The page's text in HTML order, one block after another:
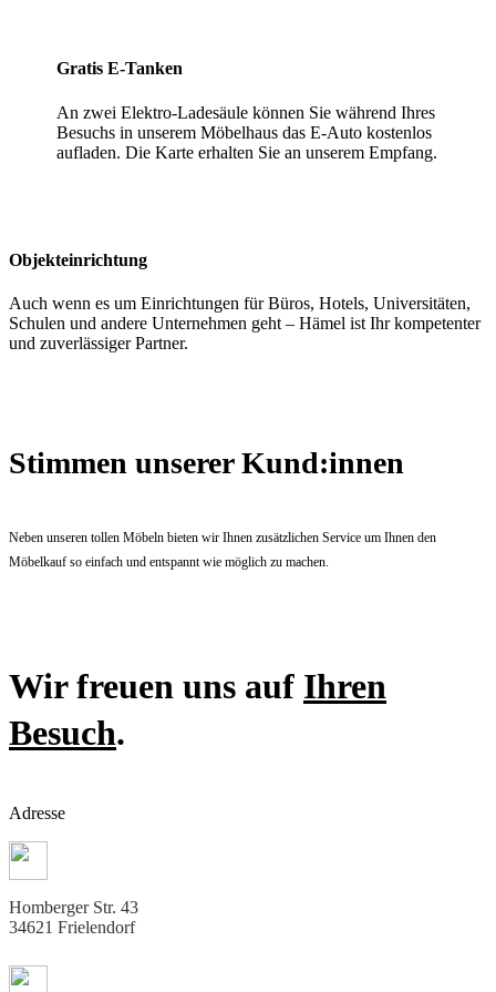
Gratis E-Tanken
An zwei Elektro-Ladesäule können Sie während Ihres
Besuchs in unserem Möbelhaus das E-Auto kostenlos
aufladen. Die Karte erhalten Sie an unserem Empfang.
Objekteinrichtung
Auch wenn es um Einrichtungen für Büros, Hotels, Universitäten,
Schulen und andere Unternehmen geht – Hämel ist Ihr kompetenter
und zuverlässiger Partner.
Stimmen unserer Kund:innen
Neben unseren tollen Möbeln bieten wir Ihnen zusätzlichen Service um Ihnen den
Möbelkauf so einfach und entspannt wie möglich zu machen.
Wir freuen uns auf Ihren
Besuch.
Adresse
Homberger Str. 43
34621 Frielendorf